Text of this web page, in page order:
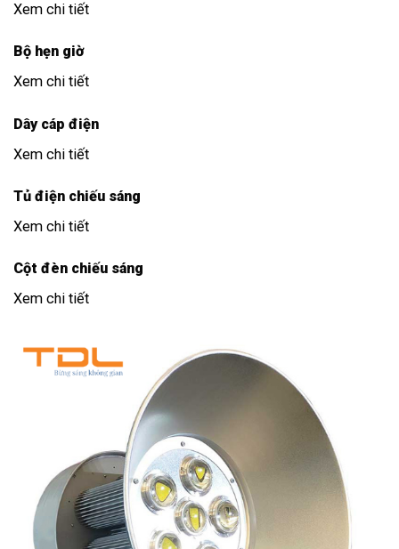
Xem chi tiết
Bộ hẹn giờ
Xem chi tiết
Dây cáp điện
Xem chi tiết
Tủ điện chiếu sáng
Xem chi tiết
Cột đèn chiếu sáng
Xem chi tiết